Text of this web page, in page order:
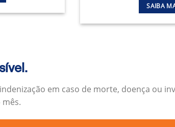
SAIBA
em caso de morte, doença ou